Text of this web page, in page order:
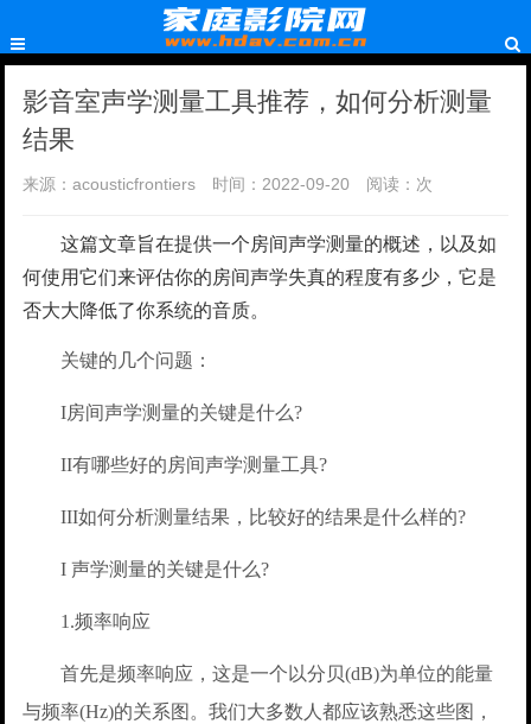
影音室声学测量工具推荐，如何分析测量
结果
来源：acousticfrontiers 时间：2022-09-20 阅读： 次
这篇文章旨在提供一个房间声学测量的概述，以及如
何使用它们来评估你的房间声学失真的程度有多少，它是
否大大降低了你系统的音质。
关键的几个问题：
I房间声学测量的关键是什么?
II有哪些好的房间声学测量工具?
III如何分析测量结果，比较好的结果是什么样的?
I 声学测量的关键是什么?
1.频率响应
首先是频率响应，这是一个以分贝(dB)为单位的能量
与频率(Hz)的关系图。我们大多数人都应该熟悉这些图，